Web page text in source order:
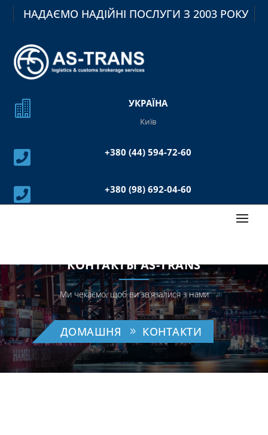
НАДАЄМО НАДІЙНІ ПОСЛУГИ З 2003 РОКУ
 УКРАЇНА
Київ
 +380 (44) 594-72-60
 +380 (98) 692-04-60
КОНТАКТЫ AS-TRANS
Ми чекаємо, щоб ви зв’язалися з нами
ДОМАШНЯ КОНТАКТИ